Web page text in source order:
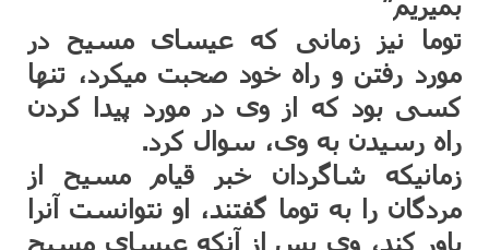
توما نیز زمانی که عیسای مسیح در
مورد رفتن و راه خود صحبت میکرد، تنها
کسی بود که از وی در مورد پیدا کردن
راه رسیدن به وی، سوال کرد.
زمانیکه شاگردان خبر قیام مسیح از
مردگان را به توما گفتند، او نتوانست آنرا
باور کند، وی پس از آنکه عیسای مسیح